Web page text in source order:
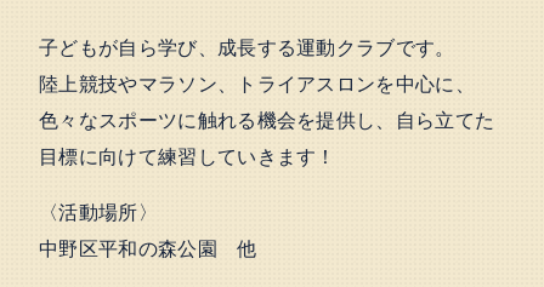
子どもが自ら学び、成長する運動クラブです。
陸上競技やマラソン、トライアスロンを中心に、
色々なスポーツに触れる機会を提供し、自ら立てた
目標に向けて練習していきます！
〈活動場所〉
中野区平和の森公園 他